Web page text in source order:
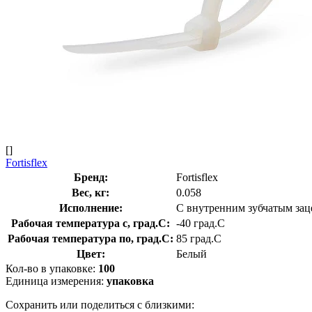
[]
Fortisflex
Бренд:
Fortisflex
Вес, кг:
0.058
Исполнение:
С внутренним зубчатым
Рабочая температура с, град.C: -40 град.C
Рабочая температура по, град.C: 85 град.C
Цвет:
Белый
Кол-во в упаковке: 100
Единица измерения: упаковка
Сохранить или поделиться с близкими: